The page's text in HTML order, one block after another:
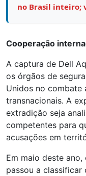
no Brasil inteiro;
Cooperação
A captura de Dell
os órgãos de
Unidos no combate
transnacionais. A
extradição seja
competentes para
acusações em
Em maio deste
passou a classificar